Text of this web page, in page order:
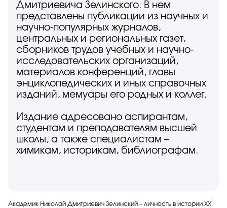
Дмитриевича Зелинского. В нем
представлены публикации из научных и
научно-популярных журналов,
центральных и региональных газет,
сборников трудов учебных и научно-
исследовательских организаций,
материалов конференций, главы
энциклопедических и иных справочных
изданий, мемуары его родных и коллег.
Издание адресовано аспирантам,
студентам и преподавателям высшей
школы, а также специалистам –
химикам, историкам, библиографам.
Академик Николай Дмитриевич Зелинский – личность в истории XX